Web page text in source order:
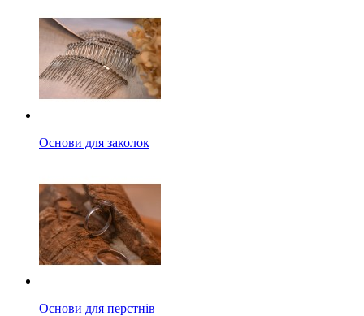
Основи для заколок
Основи для перстнів